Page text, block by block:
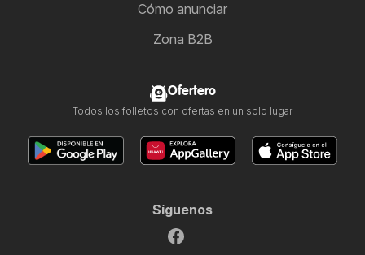
Cómo anunciar
Zona B2B
Ofertero
Todos los folletos con ofertas en un solo lugar
Síguenos